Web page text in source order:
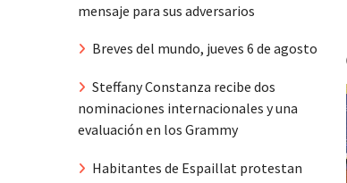
mensaje para sus adversarios
Breves del mundo, jueves 6 de agosto
Steffany Constanza recibe dos
nominaciones internacionales y una
evaluación en los Grammy
Habitantes de Espaillat protestan